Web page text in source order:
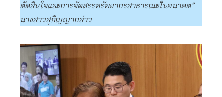
ตัดสินใจและการจัดสรรทรัพยากรสาธารณะในอนาคต”
นางสาวสุภิญญากล่าว